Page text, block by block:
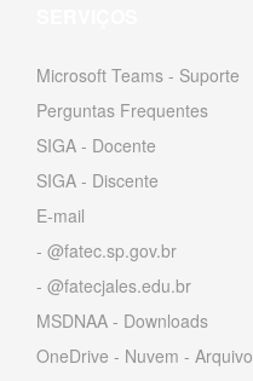
Microsoft Teams - Suporte
Perguntas Frequentes
SIGA - Docente
SIGA - Discente
E-mail
- @fatec.sp.gov.br
- @fatecjales.edu.br
MSDNAA - Downloads
OneDrive - Nuvem -